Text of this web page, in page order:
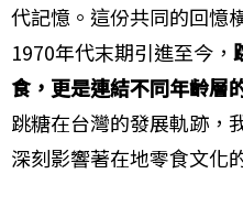
代記憶。這份共同的回憶
1970年代末期引進至今，
食，更是連結不同年齡層
跳糖在台灣的發展軌跡，
深刻影響著在地零食文化